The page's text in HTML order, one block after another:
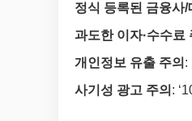
정식 등록된 금융사
과도한 이자·수수료
개인정보 유출 주의 :
사기성 광고 주의 :